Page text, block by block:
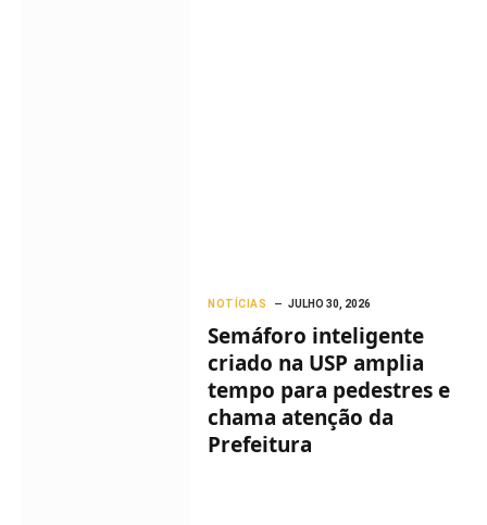
NOTÍCIAS JULHO 30, 2026
Semáforo inteligente
criado na USP amplia
tempo para pedestres e
chama atenção da
Prefeitura